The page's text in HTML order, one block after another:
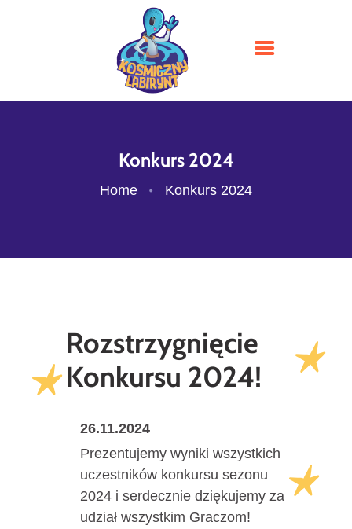
Konkurs 2024
Home Konkurs 2024
KOSMICZNY LABIRYNT
KONKURS 2026
Rozstrzygnięcie
Konkursu 2024!
26.11.2024
Prezentujemy wyniki wszystkich
uczestników konkursu sezonu
2024 i serdecznie dziękujemy za
udział wszystkim Graczom!